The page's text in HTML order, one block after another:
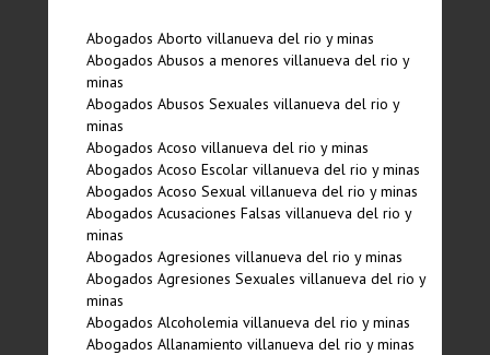
Abogados Aborto villanueva del rio y minas
Abogados Abusos a menores villanueva del rio y
minas
Abogados Abusos Sexuales villanueva del rio y
minas
Abogados Acoso villanueva del rio y minas
Abogados Acoso Escolar villanueva del rio y minas
Abogados Acoso Sexual villanueva del rio y minas
Abogados Acusaciones Falsas villanueva del rio y
minas
Abogados Agresiones villanueva del rio y minas
Abogados Agresiones Sexuales villanueva del rio y
minas
Abogados Alcoholemia villanueva del rio y minas
Abogados Allanamiento villanueva del rio y minas